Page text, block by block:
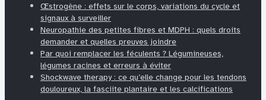
Œstrogène : effets sur le corps, variations du cycle et
signaux à surveiller
Neuropathie des petites fibres et MDPH : quels droits
demander et quelles preuves joindre
Par quoi remplacer les féculents ? Légumineuses,
légumes racines et erreurs à éviter
Shockwave therapy : ce qu’elle change pour les tendons
douloureux, la fasciite plantaire et les calcifications